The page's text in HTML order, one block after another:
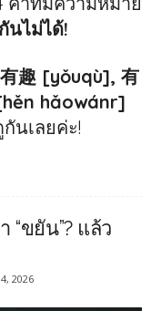
นไม่ได้!
趣 [yǒuqù], 有
hǎowánr]
นเลยค่ะ!
“ขยัน”? แล้ว
2026